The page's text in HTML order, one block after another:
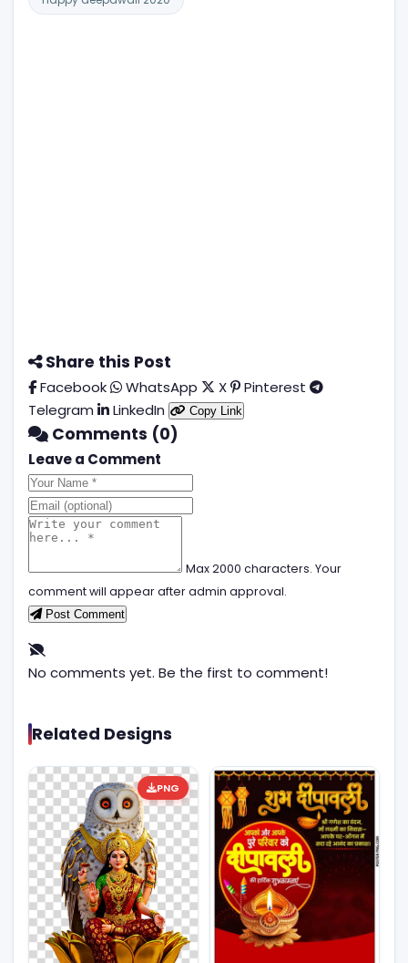
Share this Post
Facebook WhatsApp X
Pinterest
Telegram
LinkedIn Copy Link
Comments (0)
Leave a Comment
Max 2000 characters. Your
comment will appear after admin approval.
Post Comment
No comments yet. Be the first to comment!
Related Designs
PNG